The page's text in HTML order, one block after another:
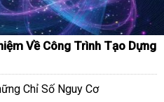
Về Công Trình Tạo Dựng
Chỉ Số Nguy Cơ